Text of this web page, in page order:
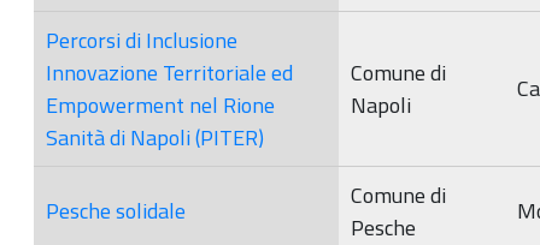
Percorsi di Inclusione
Innovazione Territoriale ed
Empowerment nel Rione
Sanità di Napoli (PITER)
Comune di
Napoli
Pesche solidale
Comune di
Pesche